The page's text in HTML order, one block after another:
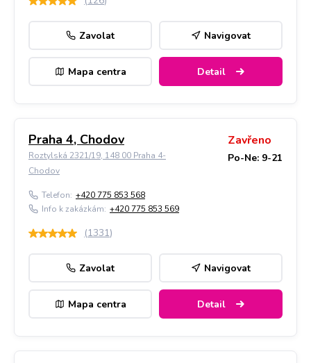
Zavolat Navigovat
Mapa centra Detail
Praha 4, Chodov
Roztylská 2321/19, 148 00 Praha 4-
Chodov
Zavřeno
Po-Ne: 9-21
Telefon: +420 775 853 568
Info k zakázkám: +420 775 853 569
(1331)
Zavolat Navigovat
Mapa centra Detail